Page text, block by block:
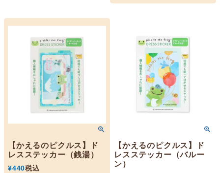
【かえるのピクルス】ド
レスステッカー（銭湯）
¥440税込
【かえるのピクルス】ド
レスステッカー（バルー
ン）